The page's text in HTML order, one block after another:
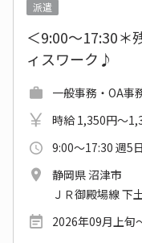
派遣
＜9:00～17:30＊
ィスワーク♪
一般事務・OA事
時給 1,350円～
9:00～17:30 週5
静岡県 沼津市
ＪＲ御殿場線 下
2026年09月上旬